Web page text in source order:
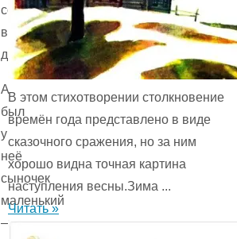
собираться
в
дорогу.
А
был
у
неё
сыночек
маленький
—
В этом стихотворении столкновение
времён года представ­лено в виде
сказочного сражения, но за ним
хорошо видна точная картина
наступления весны.Зима ...
Читать »